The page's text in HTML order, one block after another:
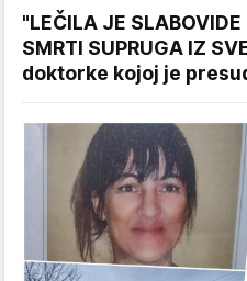
"LEČILA JE
SMRTI SUPRUGA IZ
doktorke kojoj je